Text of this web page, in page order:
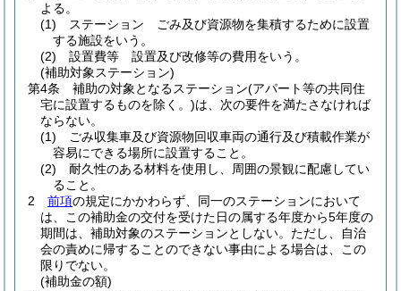
よる。
(1)
ステーション ごみ及び資源物を集積するために設置
する施設をいう。
(2)
設置費等 設置及び改修等の費用をいう。
(補助対象ステーション)
第4条
補助の対象となるステーション(アパート等の共同住
宅に設置するものを除く。)は、次の要件を満たさなければ
ならない。
(1)
ごみ収集車及び資源物回収車両の通行及び積載作業が
容易にできる場所に設置すること。
(2)
耐久性のある材料を使用し、周囲の景観に配慮してい
ること。
2
前項の規定にかかわらず、同一のステーションにおいて
は、この補助金の交付を受けた日の属する年度から5年度の
期間は、補助対象のステーションとしない。 ただし、自治
会の責めに帰することのできない事由による場合は、この
限りでない。
(補助金の額)